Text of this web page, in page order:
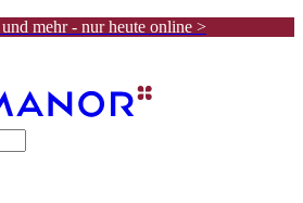
mehr - nur heute online >